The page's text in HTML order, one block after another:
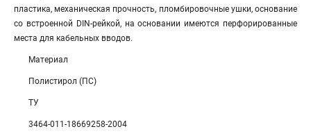
пластика, механическая прочность, пломбировочные ушки, основание
со встроенной DIN-рейкой, на основании имеются перфорированные
места для кабельных вводов.
Материал
Полистирол (ПС)
ТУ
3464-011-18669258-2004